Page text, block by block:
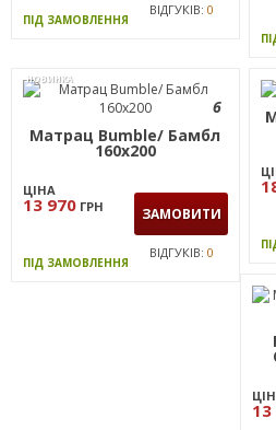
ПІД ЗАМОВЛЕННЯ
ВІДГУКІВ: 0
НОВИНКА
6
Матрац Bumble/ Бамбл
160х200
ЦІНА
13 970 ГРН ЗАМОВИТИ
ПІД ЗАМОВЛЕННЯ
ВІДГУКІВ: 0
13